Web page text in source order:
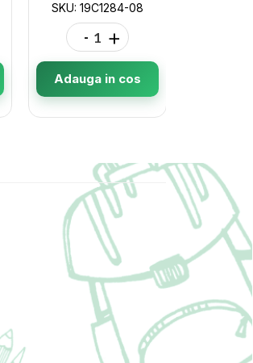
SKU: 19C1284-08
- +
Adauga in cos